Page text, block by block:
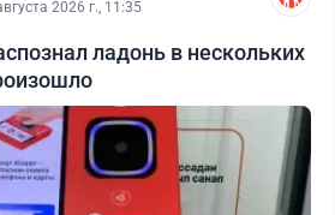
2026 г., 11:35
ладонь в нескольких